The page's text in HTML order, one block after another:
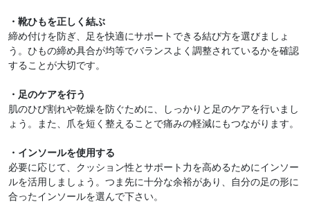
・靴ひもを正しく結ぶ
締め付けを防ぎ、足を快適にサポートできる結び方を選びましょ
う。ひもの締め具合が均等でバランスよく調整されているかを確認
することが大切です。
・足のケアを行う
肌のひび割れや乾燥を防ぐために、しっかりと足のケアを行いまし
ょう。また、爪を短く整えることで痛みの軽減にもつながります。
・インソールを使用する
必要に応じて、クッション性とサポート力を高めるためにインソー
ルを活用しましょう。つま先に十分な余裕があり、自分の足の形に
合ったインソールを選んで下さい。